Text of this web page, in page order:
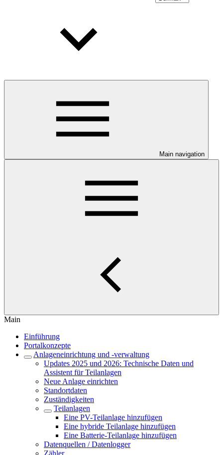
Main navigation
Main
Einführung
Portalkonzepte
Anlageneinrichtung und -verwaltung
Updates 2025 und 2026: Technische Daten und
Assistent für Teilanlagen
Neue Anlage einrichten
Standortdaten
Zuständigkeiten
Teilanlagen
Eine PV-Teilanlage hinzufügen
Eine hybride Teilanlage hinzufügen
Eine Batterie-Teilanlage hinzufügen
Datenquellen / Datenlogger
Zähler